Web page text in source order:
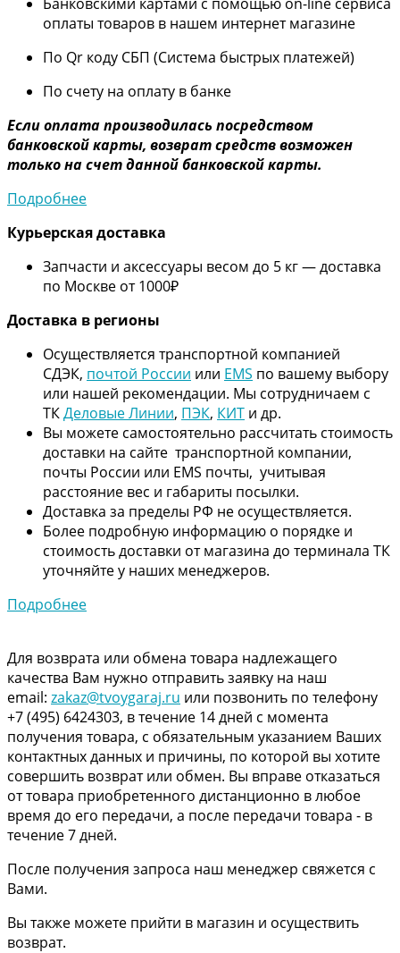
оплаты товаров в нашем интернет магазине
По Qr коду СБП (Система быстрых платежей)
По счету на оплату в банке
Если оплата производилась посредством
банковской карты, возврат средств возможен
только на счет данной банковской карты.
Подробнее
Курьерская доставка
Запчасти и аксессуары весом до 5 кг — доставка
по Москве от 1000₽
Доставка в регионы
Осуществляется транспортной компанией
СДЭК, почтой России или EMS по вашему выбору
или нашей рекомендации. Мы сотрудничаем с
ТКДеловые Линии, ПЭК, КИТ и др.
Вы можете самостоятельно рассчитать стоимость
доставки на сайте транспортной компании,
почты России или EMS почты, учитывая
расстояние вес и габариты посылки.
Доставка за пределы РФ не осуществляется.
Более подробную информацию о порядке и
стоимость доставки от магазина до терминала ТК
уточняйте у наших менеджеров.
Подробнее
Для возврата или обмена товара надлежащего
качества Вам нужно отправить заявку на наш
email: zakaz@tvoygaraj.ru или позвонить по телефону
+7 (495) 6424303, в течение 14 дней с момента
получения товара, с обязательным указанием Ваших
контактных данных и причины, по которой вы хотите
совершить возврат или обмен. Вы вправе отказаться
от товара приобретенного дистанционно в любое
время до его передачи, а после передачи товара - в
течение 7 дней.
После получения запроса наш менеджер свяжется с
Вами.
Вы также можете прийти в магазин и осуществить
возврат.